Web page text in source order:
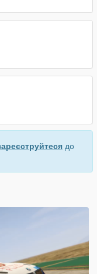
до